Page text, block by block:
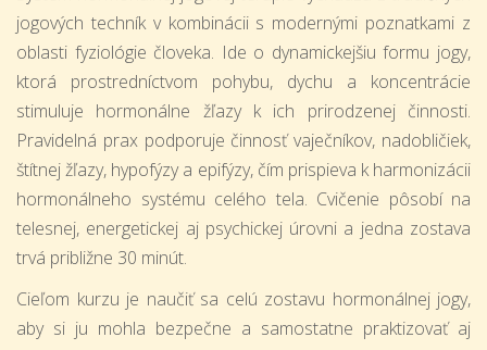
jogových techník v kombinácii s modernými poznatkami z
oblasti fyziológie človeka. Ide o dynamickejšiu formu jogy,
ktorá prostredníctvom pohybu, dychu a koncentrácie
stimuluje hormonálne žľazy k ich prirodzenej činnosti.
Pravidelná prax podporuje činnosť vaječníkov, nadobličiek,
štítnej žľazy, hypofýzy a epifýzy, čím prispieva k harmonizácii
hormonálneho systému celého tela. Cvičenie pôsobí na
telesnej, energetickej aj psychickej úrovni a jedna zostava
trvá približne 30 minút.
Cieľom kurzu je naučiť sa celú zostavu hormonálnej jogy,
aby si ju mohla bezpečne a samostatne praktizovať aj